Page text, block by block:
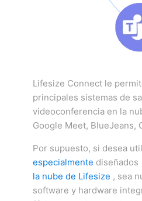
Lifesize Connect le
principales sistemas de
videoconferencia en la
Google Meet, BlueJeans,
Por supuesto, si desea
especialmente diseñados
la nube de Lifesize , sea
software y hardware